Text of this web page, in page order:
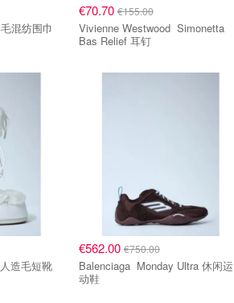
流苏羊毛混纺围巾
€70.70 €155.00
Vivienne Westwood Simonetta
Bas Relief 耳钉
Icon 人造毛短靴
€562.00 €750.00
Balenciaga Monday Ultra 休闲运
动鞋